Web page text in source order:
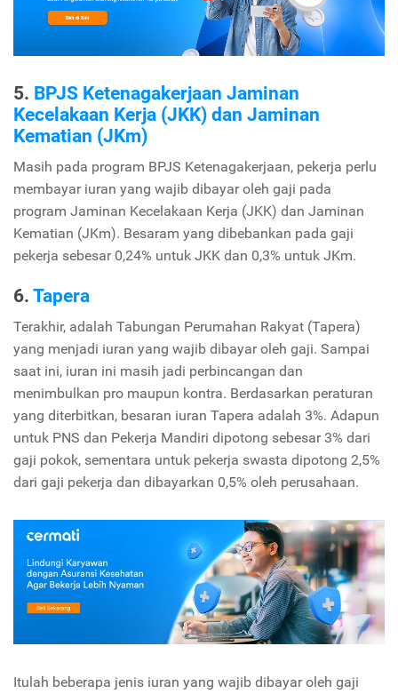
5. BPJS Ketenagakerjaan Jaminan
Kecelakaan Kerja (JKK) dan Jaminan
Kematian (JKm)
Masih pada program BPJS Ketenagakerjaan, pekerja perlu
membayar iuran yang wajib dibayar oleh gaji pada
program Jaminan Kecelakaan Kerja (JKK) dan Jaminan
Kematian (JKm). Besaram yang dibebankan pada gaji
pekerja sebesar 0,24% untuk JKK dan 0,3% untuk JKm.
6. Tapera
Terakhir, adalah Tabungan Perumahan Rakyat (Tapera)
yang menjadi iuran yang wajib dibayar oleh gaji. Sampai
saat ini, iuran ini masih jadi perbincangan dan
menimbulkan pro maupun kontra. Berdasarkan peraturan
yang diterbitkan, besaran iuran Tapera adalah 3%. Adapun
untuk PNS dan Pekerja Mandiri dipotong sebesar 3% dari
gaji pokok, sementara untuk pekerja swasta dipotong 2,5%
dari gaji pekerja dan dibayarkan 0,5% oleh perusahaan.
Itulah beberapa jenis iuran yang wajib dibayar oleh gaji